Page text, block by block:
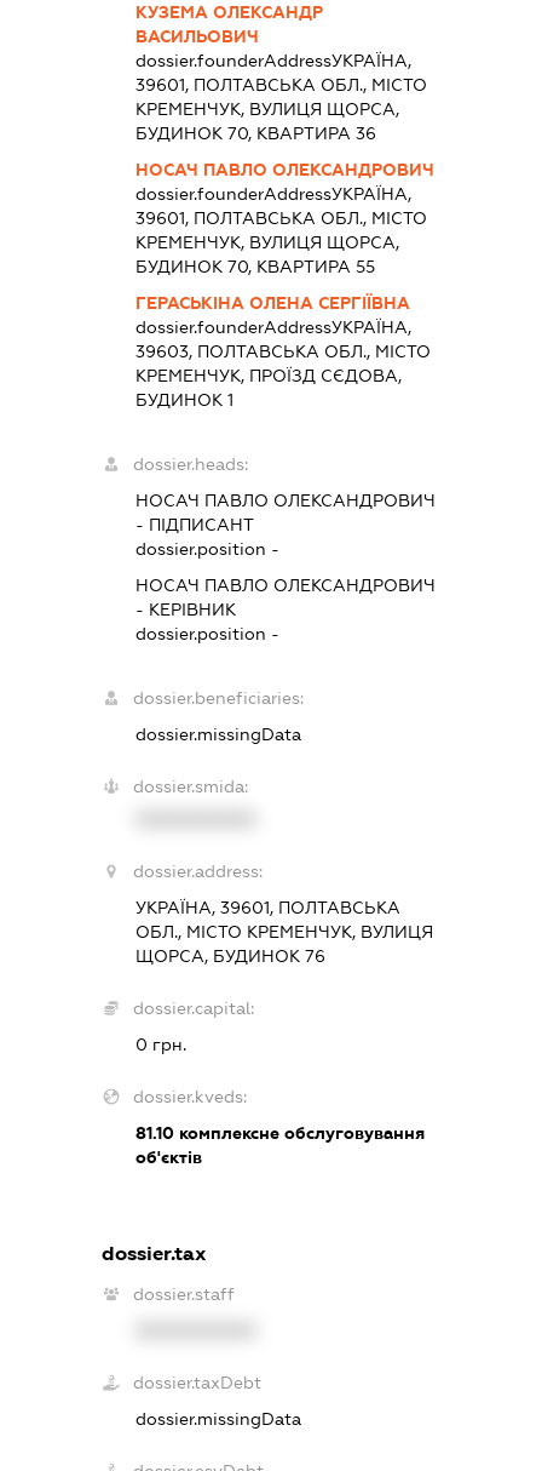
КУЗЕМА ОЛЕКСАНДР
ВАСИЛЬОВИЧ
dossier.founderAddressУКРАЇНА,
39601, ПОЛТАВСЬКА ОБЛ., МІСТО
КРЕМЕНЧУК, ВУЛИЦЯ ЩОРСА,
БУДИНОК 70, КВАРТИРА 36
НОСАЧ ПАВЛО ОЛЕКСАНДРОВИЧ
dossier.founderAddressУКРАЇНА,
39601, ПОЛТАВСЬКА ОБЛ., МІСТО
КРЕМЕНЧУК, ВУЛИЦЯ ЩОРСА,
БУДИНОК 70, КВАРТИРА 55
ГЕРАСЬКІНА ОЛЕНА СЕРГІЇВНА
dossier.founderAddressУКРАЇНА,
39603, ПОЛТАВСЬКА ОБЛ., МІСТО
КРЕМЕНЧУК, ПРОЇЗД СЄДОВА,
БУДИНОК 1
dossier.heads:
НОСАЧ ПАВЛО ОЛЕКСАНДРОВИЧ
- ПІДПИСАНТ
dossier.position -
НОСАЧ ПАВЛО ОЛЕКСАНДРОВИЧ
- КЕРІВНИК
dossier.position -
dossier.beneficiaries:
dossier.missingData
dossier.smida:
dossier.address:
УКРАЇНА, 39601, ПОЛТАВСЬКА
ОБЛ., МІСТО КРЕМЕНЧУК, ВУЛИЦЯ
ЩОРСА, БУДИНОК 76
dossier.capital:
0 грн.
dossier.kveds:
81.10комплексне обслуговування
об'єктів
dossier.tax
dossier.staff
dossier.taxDebt
dossier.missingData